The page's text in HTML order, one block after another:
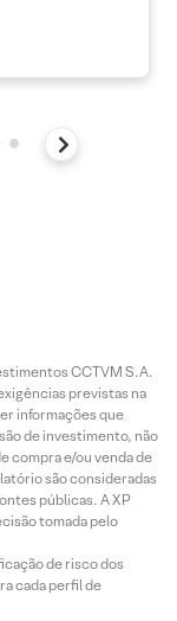
CCTVM S.A.
previstas na
informações que
de investimento, não
compra e/ou venda de
são consideradas
públicas. A XP
tomada pelo
de risco dos
cada perfil de